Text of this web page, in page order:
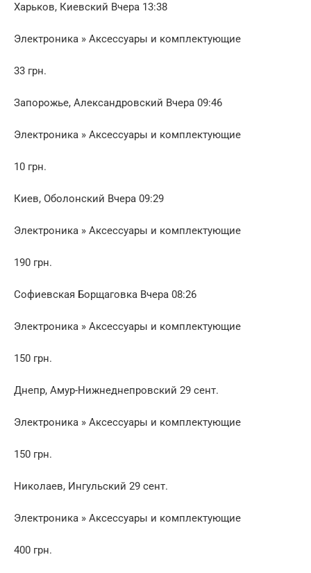
Харьков, Киевский Вчера 13:38
Электроника » Аксессуары и комплектующие
33 грн.
Запорожье, Александровский Вчера 09:46
Электроника » Аксессуары и комплектующие
10 грн.
Киев, Оболонский Вчера 09:29
Электроника » Аксессуары и комплектующие
190 грн.
Софиевская Борщаговка Вчера 08:26
Электроника » Аксессуары и комплектующие
150 грн.
Днепр, Амур-Нижнеднепровский 29 сент.
Электроника » Аксессуары и комплектующие
150 грн.
Николаев, Ингульский 29 сент.
Электроника » Аксессуары и комплектующие
400 грн.